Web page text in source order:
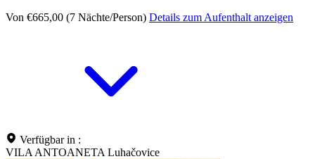
Von €665,00 (7 Nächte/Person) Details zum Aufenthalt anzeigen
Verfügbar in :
VILA ANTOANETA Luhačovice